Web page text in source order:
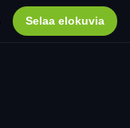
Selaa elokuvia